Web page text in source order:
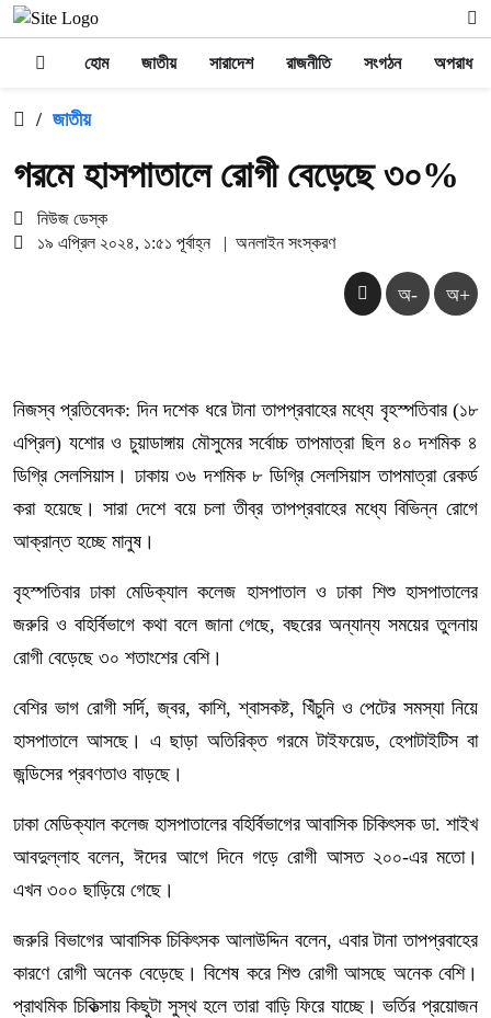
হোম জাতীয় সারাদেশ রাজনীতি সংগঠন অপরাধ
/ জাতীয়
গরমে হাসপাতালে রোগী বেড়েছে ৩০%
নিউজ ডেস্ক
১৯ এপ্রিল ২০২৪, ১:৫১ পূর্বাহ্ন
| অনলাইন সংস্করণ
অ- অ+
নিজস্ব প্রতিবেদক: দিন দশেক ধরে টানা তাপপ্রবাহের মধ্যে বৃহস্পতিবার (১৮
এপ্রিল) যশোর ও চুয়াডাঙ্গায় মৌসুমের সর্বোচ্চ তাপমাত্রা ছিল ৪০ দশমিক ৪
ডিগ্রি সেলসিয়াস। ঢাকায় ৩৬ দশমিক ৮ ডিগ্রি সেলসিয়াস তাপমাত্রা রেকর্ড
করা হয়েছে। সারা দেশে বয়ে চলা তীব্র তাপপ্রবাহের মধ্যে বিভিন্ন রোগে
আক্রান্ত হচ্ছে মানুষ।
বৃহস্পতিবার ঢাকা মেডিক্যাল কলেজ হাসপাতাল ও ঢাকা শিশু হাসপাতালের
জরুরি ও বহির্বিভাগে কথা বলে জানা গেছে, বছরের অন্যান্য সময়ের তুলনায়
রোগী বেড়েছে ৩০ শতাংশের বেশি।
বেশির ভাগ রোগী সর্দি, জ্বর, কাশি, শ্বাসকষ্ট, খিঁচুনি ও পেটের সমস্যা নিয়ে
হাসপাতালে আসছে। এ ছাড়া অতিরিক্ত গরমে টাইফয়েড, হেপাটাইটিস বা
জন্ডিসের প্রবণতাও বাড়ছে।
ঢাকা মেডিক্যাল কলেজ হাসপাতালের বহির্বিভাগের আবাসিক চিকিৎসক ডা. শাইখ
আবদুল্লাহ বলেন, ঈদের আগে দিনে গড়ে রোগী আসত ২০০-এর মতো।
এখন ৩০০ ছাড়িয়ে গেছে।
জরুরি বিভাগের আবাসিক চিকিৎসক আলাউদ্দিন বলেন, এবার টানা তাপপ্রবাহের
কারণে রোগী অনেক বেড়েছে। বিশেষ করে শিশু রোগী আসছে অনেক বেশি।
প্রাথমিক চিকিত্সায় কিছুটা সুস্থ হলে তারা বাড়ি ফিরে যাচ্ছে। ভর্তির প্রয়োজন